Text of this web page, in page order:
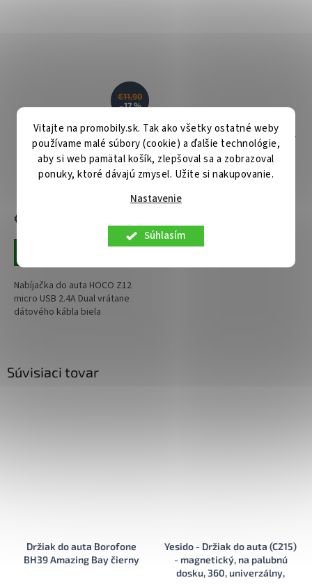
Vitajte na promobily.sk. Tak ako všetky ostatné weby
používame malé súbory (cookie) a ďalšie technológie,
aby si web pamätal košík, zlepšoval sa a zobrazoval
ponuky, ktoré dávajú zmysel. Užite si nakupovanie.
Nastavenie
Súhlasím
Súvisiaci tovar
Držiak do auta Borofone
BH39 Amazing Bay čierny
Yesido - Držiak do auta (C215)
- magnetický, na palubnú
dosku, 360, univerzálny,
€11,90
–17 %
Nabíjačka do auta HOCO Z12
micro USB 2.4A Dual biela
€9,80
Nabíjačka do auta HOCO Z12
micro USB 2.4A Dual vrátane
dátového kábla biela
Nabíjačka do auta KAKU KSC-
528 vrátane dátového kábla
microUSB Dual 2,8A biela